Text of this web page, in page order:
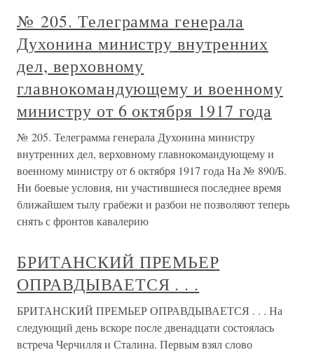
№ 205. Телеграмма генерала
Духонина министру внутренних
дел, верховному
главнокомандующему и военному
министру от 6 октября 1917 года
№ 205. Телеграмма генерала Духонина министру
внутренних дел, верховному главнокомандующему и
военному министру от 6 октября 1917 года На № 890/Б.
Ни боевые условия, ни участившиеся последнее время
ближайшем тылу грабежи и разбои не позволяют теперь
снять с фронтов кавалерию
БРИТАНСКИЙ ПРЕМЬЕР
ОПРАВДЫВАЕТСЯ . . .
БРИТАНСКИЙ ПРЕМЬЕР ОПРАВДЫВАЕТСЯ . . . На
следующий день вскоре после двенадцати состоялась
встреча Черчилля и Сталина. Первым взял слово